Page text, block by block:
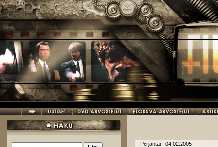
Hyppää pääsisältöön
Perjantai - 04.02.2005